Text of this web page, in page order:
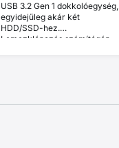
USB 3.2 Gen 1 dokkolóegység,
egyidejűleg akár két
HDD/SSD-hez.
Lemezklónozás számítógép